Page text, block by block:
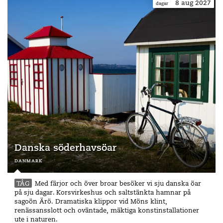
Hadid. I augusti 2021 invigdes de nya, underjordiska
gallerierna av norska Snöhetta som bland annat står
bakom biblioteket i Alexandria och den omtalade operan i
Oslo.
Sen eftermiddag reser vi tillbaka till Köpenhamn och
middag sker på egen hand denna kväll.
Dag 4
Cisternena hemresa
Idag hämtas vi av buss och får åter stifta bekanskap med
Örestads fantasifulla arkitektur när vi gör stopp på
Danska söderhavsöar
danmark
dagar 8 aug 2027
TÅG
Med färjor och över broar besöker vi sju danska öar
på sju dagar. Korsvirkeshus och saltstänkta hamnar på
sagoön Ärö. Dramatiska klippor vid Möns klint,
renässansslott och oväntade, mäktiga konstinstallationer
ute i naturen.